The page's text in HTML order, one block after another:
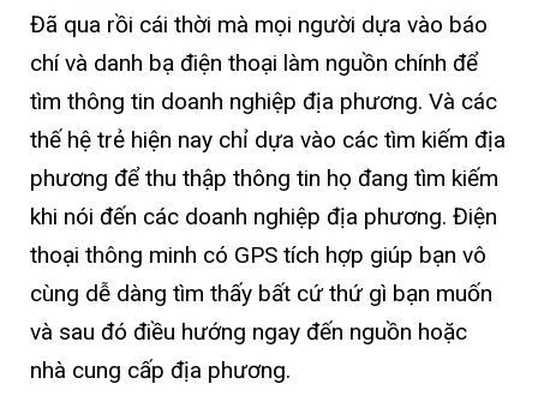
Đã qua rồi cái thời mà mọi người dựa vào báo
chí và danh bạ điện thoại làm nguồn chính để
tìm thông tin doanh nghiệp địa phương. Và các
thế hệ trẻ hiện nay chỉ dựa vào các tìm kiếm địa
phương để thu thập thông tin họ đang tìm kiếm
khi nói đến các doanh nghiệp địa phương. Điện
thoại thông minh có GPS tích hợp giúp bạn vô
cùng dễ dàng tìm thấy bất cứ thứ gì bạn muốn
và sau đó điều hướng ngay đến nguồn hoặc
nhà cung cấp địa phương.